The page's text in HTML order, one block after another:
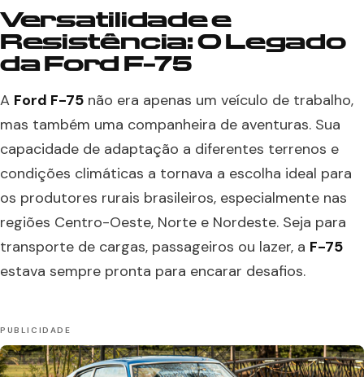
Versatilidade e
Resistência: O Legado
da Ford F-75
A Ford F-75 não era apenas um veículo de trabalho,
mas também uma companheira de aventuras. Sua
capacidade de adaptação a diferentes terrenos e
condições climáticas a tornava a escolha ideal para
os produtores rurais brasileiros, especialmente nas
regiões Centro-Oeste, Norte e Nordeste. Seja para
transporte de cargas, passageiros ou lazer, a F-75
estava sempre pronta para encarar desafios.